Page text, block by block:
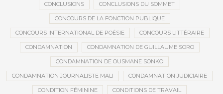
CONCLUSIONS CONCLUSIONS DU SOMMET
CONCOURS DE LA FONCTION PUBLIQUE
CONCOURS INTERNATIONAL DE POÉSIE CONCOURS LITTÉRAIRE
CONDAMNATION CONDAMNATION DE GUILLAUME SORO
CONDAMNATION DE OUSMANE SONKO
CONDAMNATION JOURNALISTE MALI CONDAMNATION JUDICIAIRE
CONDITION FÉMININE CONDITIONS DE TRAVAIL